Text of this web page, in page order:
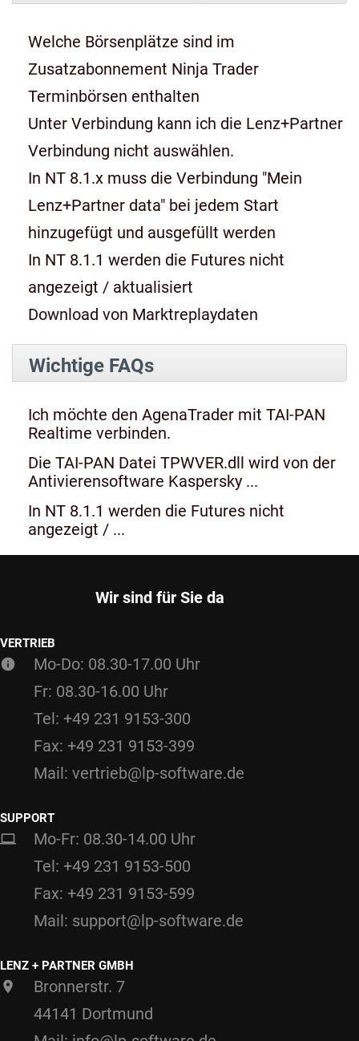
Welche Börsenplätze sind im
Zusatzabonnement Ninja Trader
Terminbörsen enthalten
Unter Verbindung kann ich die Lenz+Partner
Verbindung nicht auswählen.
In NT 8.1.x muss die Verbindung "Mein
Lenz+Partner data" bei jedem Start
hinzugefügt und ausgefüllt werden
In NT 8.1.1 werden die Futures nicht
angezeigt / aktualisiert
Download von Marktreplaydaten
Wichtige FAQs
Ich möchte den AgenaTrader mit TAI-PAN
Realtime verbinden.
Die TAI-PAN Datei TPWVER.dll wird von der
Antivierensoftware Kaspersky ...
In NT 8.1.1 werden die Futures nicht
angezeigt / ...
Wir sind für Sie da
VERTRIEB
Mo-Do: 08.30-17.00 Uhr
Fr: 08.30-16.00 Uhr
Tel: +49 231 9153-300
Fax: +49 231 9153-399
Mail: vertrieb@lp-software.de
SUPPORT
Mo-Fr: 08.30-14.00 Uhr
Tel: +49 231 9153-500
Fax: +49 231 9153-599
Mail: support@lp-software.de
LENZ + PARTNER GMBH
Bronnerstr. 7
44141 Dortmund